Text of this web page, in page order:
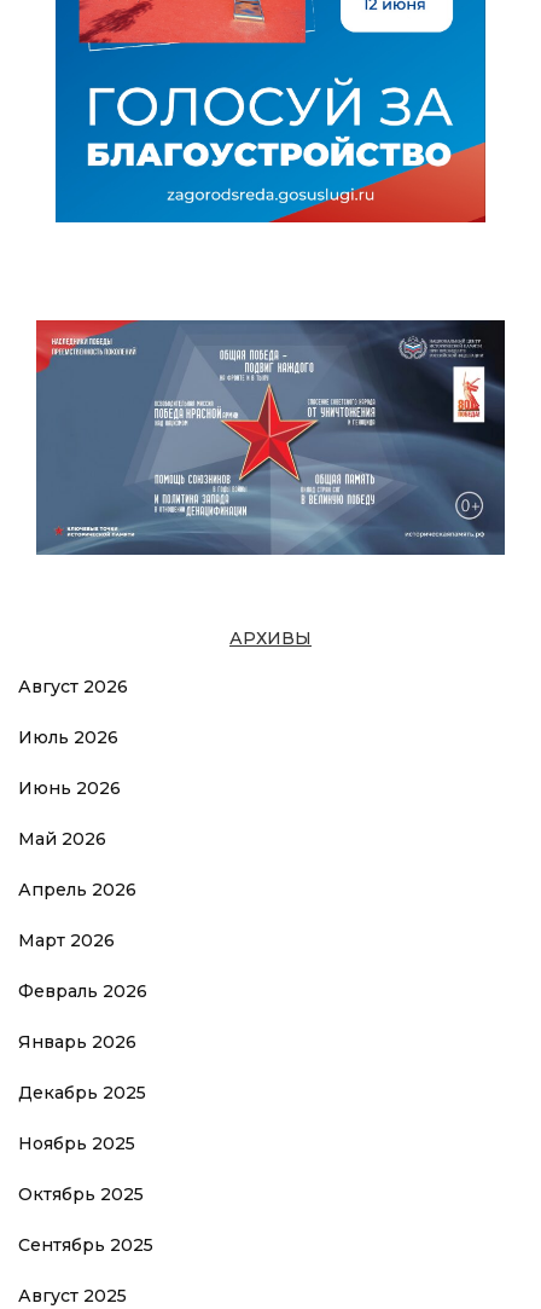
АРХИВЫ
Август 2026
Июль 2026
Июнь 2026
Май 2026
Апрель 2026
Март 2026
Февраль 2026
Январь 2026
Декабрь 2025
Ноябрь 2025
Октябрь 2025
Сентябрь 2025
Август 2025